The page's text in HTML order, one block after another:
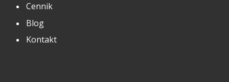
Cennik
Blog
Kontakt